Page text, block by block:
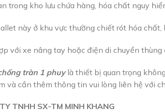
trong kho lưu chứa hàng, hóa chất nguy
này ở khu vực thường chiết rót hóa
với xe nâng tay hoặc điện di chuyển
tràn 1 phuy là thiết bị quan trọng
và cần thêm thông tin vui lòng liên hệ với
TNHH SX-TM MINH KHANG